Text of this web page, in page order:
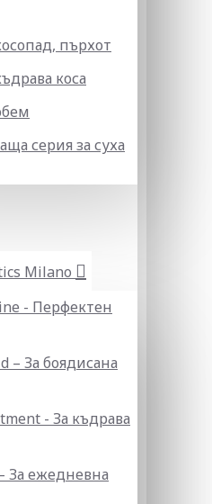
пърхот
коса
серия за суха
Milano
- Перфектен
– За боядисана
- За къдрава
За ежедневна